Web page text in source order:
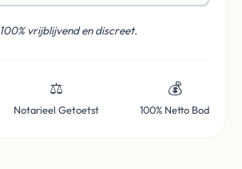
100% vrijblijvend en discreet.
⚖️
Notarieel Getoetst
💰
100% Netto Bod